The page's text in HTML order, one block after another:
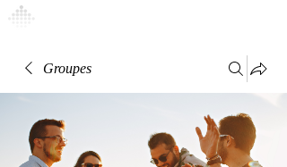
Groupes